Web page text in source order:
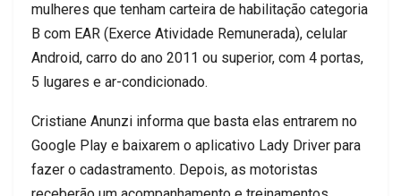
mulheres que tenham carteira de habilitação categoria
B com EAR (Exerce Atividade Remunerada), celular
Android, carro do ano 2011 ou superior, com 4 portas,
5 lugares e ar-condicionado.
Cristiane Anunzi informa que basta elas entrarem no
Google Play e baixarem o aplicativo Lady Driver para
fazer o cadastramento. Depois, as motoristas